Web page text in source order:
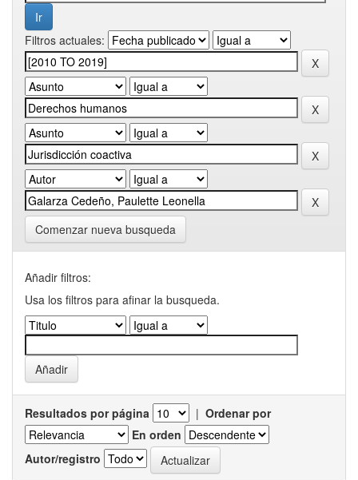
Filtros actuales:
Comenzar nueva busqueda
Añadir filtros:
Usa los filtros para afinar la busqueda.
Resultados por página | Ordenar por
En orden
Autor/registro